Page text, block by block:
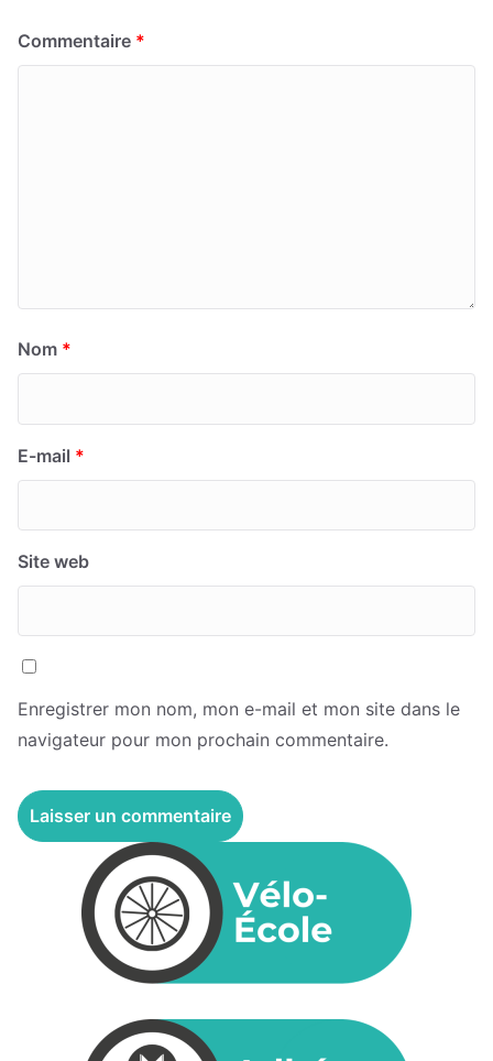
Commentaire *
Nom *
E-mail *
Site web
Enregistrer mon nom, mon e-mail et mon site dans le
navigateur pour mon prochain commentaire.